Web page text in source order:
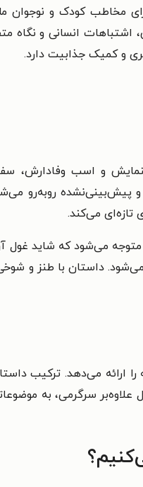
مخاطب کودک و نوجوان
اشتباهات انسانی و نگاه
و اسب وفادارش،
و پیش‌بینی‌نشده روبه‌رو
تازه‌ای می‌کند.
متوجه می‌شود که شاید
داستان با طنز و
ارائه می‌دهد. ترکیب
سرگرمی، به